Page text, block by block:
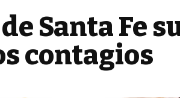
Santa Fe
contagios